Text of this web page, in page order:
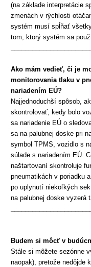
(na základe interpretácie
zmenách v rýchlosti
systém musí spĺňať
tom, ktorý systém sa
Ako mám vedieť, či je
monitorovania tlaku v
nariadením EÚ?
Najjednoduchší spôsob,
skontrolovať, kedy bolo
sa nariadenie EÚ o
sa na palubnej doske pri
symbol TPMS, vozidlo s
súlade s nariadením EÚ.
naštartovaní skontroluje
pneumatikách v poriadku
po uplynutí niekoľkých
na palubnej doske vyzerá
Budem si môcť v
Stále si môžete sezónne
naopak), pretože nedôjde